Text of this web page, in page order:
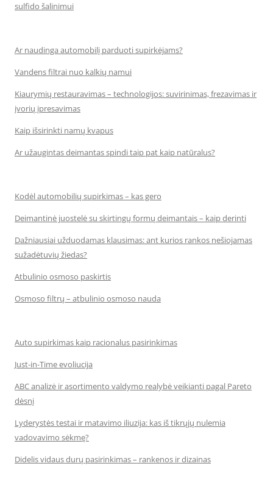
sulfido šalinimui
Ar naudinga automobilį parduoti supirkėjams?
Vandens filtrai nuo kalkių namui
Kiaurymių restauravimas – technologijos: suvirinimas, frezavimas ir
įvorių įpresavimas
Kaip išsirinkti namų kvapus
Ar užaugintas deimantas spindi taip pat kaip natūralus?
Kodėl automobilių supirkimas – kas gero
Deimantinė juostelė su skirtingų formų deimantais – kaip derinti
Dažniausiai užduodamas klausimas: ant kurios rankos nešiojamas
sužadėtuvių žiedas?
Atbulinio osmoso paskirtis
Osmoso filtrų – atbulinio osmoso nauda
Auto supirkimas kaip racionalus pasirinkimas
Just-in-Time evoliucija
ABC analizė ir asortimento valdymo realybė veikianti pagal Pareto
dėsnį
Lyderystės testai ir matavimo iliuzija: kas iš tikrųjų nulemia
vadovavimo sėkmę?
Didelis vidaus durų pasirinkimas – rankenos ir dizainas